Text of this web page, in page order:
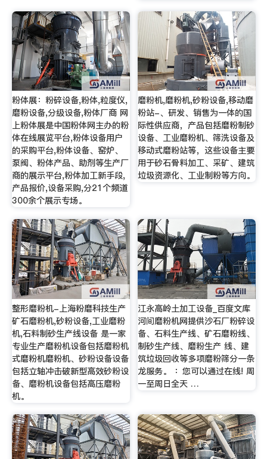
粉体展：粉碎设备,粉体,粒度仪,
磨粉设备,分级设备,粉体厂商 网
上粉体展是中国粉体网主办的粉
体在线展览平台,粉体设备用户
的采购平台,粉体设备、窑炉、
泵阀、粉体产品、助剂等生产厂
商的展示平台,粉体加工新手段,
产品报价,设备采购,分21个频道
300余个展示专场。
磨粉机,磨粉机,砂粉设备,移动磨
粉站-、研发、销售为一体的国
际性供应商，产品包括磨粉制砂
设备、工业磨粉机、筛洗设备及
移动式磨粉站等，这些设备主要
用于砂石骨料加工、采矿、建筑
垃圾资源化、工业制粉等方向。
整形磨粉机-上海粉磨科技生产
矿石磨粉机,砂粉设备,工业磨粉
机,石料制砂生产线设备 是一家
专业生产磨粉机设备包括磨粉机
式磨粉机磨粉机、砂粉设备设备
包括立轴冲击破新型高效砂粉设
备、磨粉机设备包括高压磨粉
机。
江永高岭土加工设备_百度文库
河间磨粉机网提供沙石厂粉碎设
备、石料生产线、矿石磨粉线、
制砂生产线、磨粉生产 线、建
筑垃圾回收等多项磨粉筛分一条
龙服务。 ：您可以通过在线! 周
一至周日全天 …